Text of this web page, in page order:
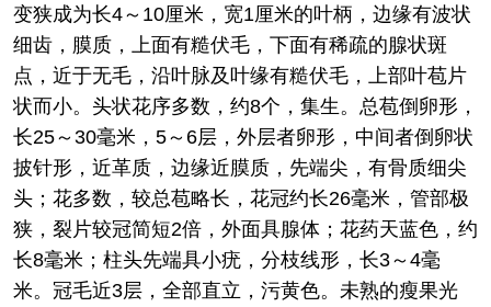
变狭成为长4～10厘米，宽1厘米的叶柄，边缘有波状
细齿，膜质，上面有糙伏毛，下面有稀疏的腺状斑
点，近于无毛，沿叶脉及叶缘有糙伏毛，上部叶苞片
状而小。头状花序多数，约8个，集生。总苞倒卵形，
长25～30毫米，5～6层，外层者卵形，中间者倒卵状
披针形，近革质，边缘近膜质，先端尖，有骨质细尖
头；花多数，较总苞略长，花冠约长26毫米，管部极
狭，裂片较冠简短2倍，外面具腺体；花药天蓝色，约
长8毫米；柱头先端具小疣，分枝线形，长3～4毫
米。冠毛近3层，全部直立，污黄色。未熟的瘦果光